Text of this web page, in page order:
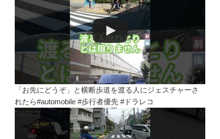
「お先にどうぞ」と横断歩道を渡る人にジェスチャーさ
れたら#automobile #歩行者優先 #ドラレコ